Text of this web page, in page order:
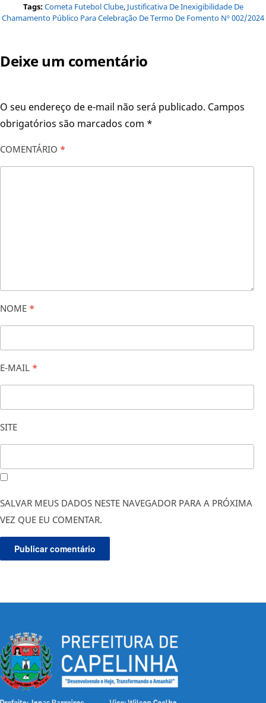
Tags:Cometa Futebol Clube, Justificativa De Inexigibilidade De
Chamamento Público Para Celebração De Termo De Fomento Nº 002/2024
Deixe um comentário
O seu endereço de e-mail não será publicado. Campos
obrigatórios são marcados com *
COMENTÁRIO *
NOME *
E-MAIL *
SITE
SALVAR MEUS DADOS NESTE NAVEGADOR PARA A PRÓXIMA
VEZ QUE EU COMENTAR.